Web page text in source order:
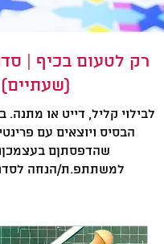
רק לטעום בכיף |
(שעתיים)
לבילוי קליל, דייט או
הבסיס ויוצאים עם
למשתתפ.ת/הנחה